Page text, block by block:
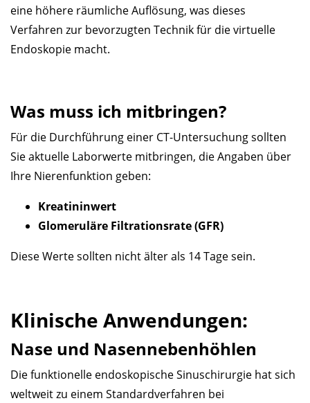
eine höhere räumliche Auflösung, was dieses
Verfahren zur bevorzugten Technik für die virtuelle
Endoskopie macht.
Was muss ich mitbringen?
Für die Durchführung einer CT-Untersuchung sollten
Sie aktuelle Laborwerte mitbringen, die Angaben über
Ihre Nierenfunktion geben:
Kreatininwert
Glomeruläre Filtrationsrate (GFR)
Diese Werte sollten nicht älter als 14 Tage sein.
Klinische Anwendungen:
Nase und Nasennebenhöhlen
Die funktionelle endoskopische Sinuschirurgie hat sich
weltweit zu einem Standardverfahren bei